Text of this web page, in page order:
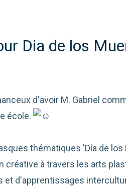
Dia de los
d'avoir M. Gabriel
école.
thématiques 'Día de
créative à travers les arts
et d'apprentissages